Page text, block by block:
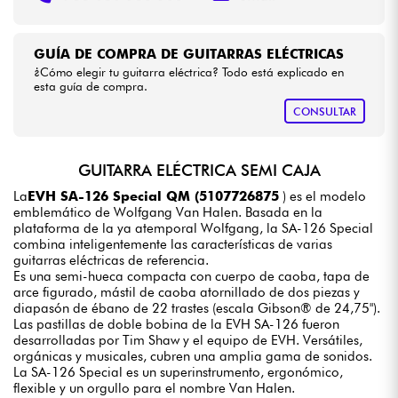
GUÍA DE COMPRA DE GUITARRAS ELÉCTRICAS
¿Cómo elegir tu guitarra eléctrica? Todo está explicado en
esta guía de compra.
CONSULTAR
GUITARRA ELÉCTRICA SEMI CAJA
LaEVH SA-126 Special QM (5107726875 ) es el modelo
emblemático de Wolfgang Van Halen. Basada en la
plataforma de la ya atemporal Wolfgang, la SA-126 Special
combina inteligentemente las características de varias
guitarras eléctricas de referencia.
Es una semi-hueca compacta con cuerpo de caoba, tapa de
arce figurado, mástil de caoba atornillado de dos piezas y
diapasón de ébano de 22 trastes (escala Gibson® de 24,75").
Las pastillas de doble bobina de la EVH SA-126 fueron
desarrolladas por Tim Shaw y el equipo de EVH. Versátiles,
orgánicas y musicales, cubren una amplia gama de sonidos.
La SA-126 Special es un superinstrumento, ergonómico,
flexible y un orgullo para el nombre Van Halen.